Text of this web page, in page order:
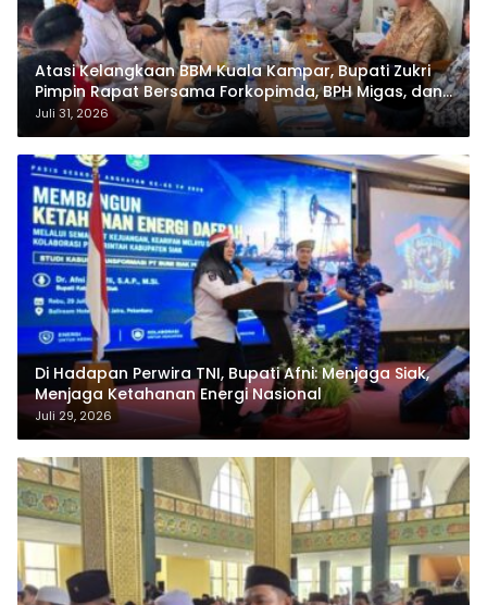
Atasi Kelangkaan BBM Kuala Kampar, Bupati Zukri
Pimpin Rapat Bersama Forkopimda, BPH Migas, dan
Pertamina
Juli 31, 2026
Di Hadapan Perwira TNI, Bupati Afni: Menjaga Siak,
Menjaga Ketahanan Energi Nasional
Juli 29, 2026